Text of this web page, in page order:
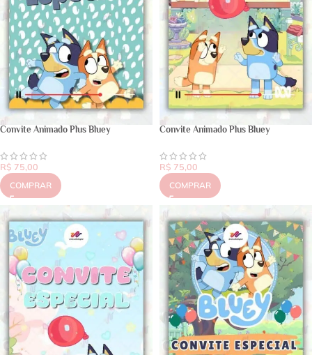
Convite Animado Plus Bluey
R$ 75,00
COMPRAR
Convite Animado Plus Bluey
R$ 75,00
COMPRAR